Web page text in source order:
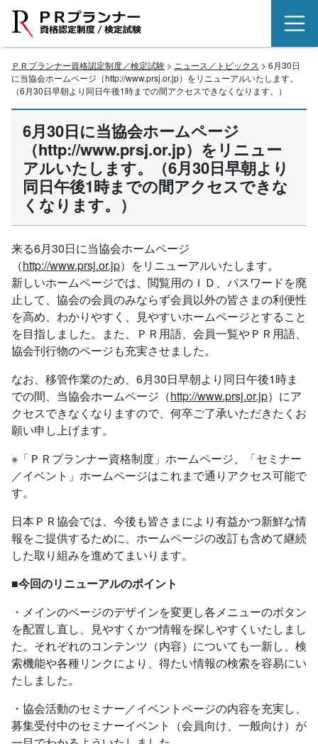
ＰＲプランナー資格認定制度／検定試験 > ニュース／トピックス > 6月30日
に当協会ホームページ（http://www.prsj.or.jp）をリニューアルいたします。
（6月30日早朝より同日午後1時までの間アクセスできなくなります。）
6月30日に当協会ホームページ
（http://www.prsj.or.jp）をリニュー
アルいたします。（6月30日早朝より
同日午後1時までの間アクセスできな
くなります。）
来る6月30日に当協会ホームページ
（http://www.prsj.or.jp）をリニューアルいたします。
新しいホームページでは、閲覧用のＩＤ、パスワードを廃
止して、協会の会員のみならず会員以外の皆さまの利便性
を高め、わかりやすく、見やすいホームページとすること
を目指しました。また、ＰＲ用語、会員一覧やＰＲ用語、
協会刊行物のページも充実させました。
なお、移管作業のため、6月30日早朝より同日午後1時ま
での間、当協会ホームページ（http://www.prsj.or.jp）にア
クセスできなくなりますので、何卒ご了承いただきたくお
願い申し上げます。
※「ＰＲプランナー資格制度」ホームページ、「セミナー
／イベント」ホームページはこれまで通りアクセス可能で
す。
日本ＰＲ協会では、今後も皆さまにより有益かつ新鮮な情
報をご提供するために、ホームページの改訂も含めて継続
した取り組みを進めてまいります。
■今回のリニューアルのポイント
・メインのページのデザインを変更し各メニューのボタン
を配置し直し、見やすくかつ情報を探しやすくいたしまし
た。それぞれのコンテンツ（内容）についても一新し、検
索機能や各種リンクにより、得たい情報の検索を容易にい
たしました。
・協会活動のセミナー／イベントページの内容を充実し、
募集受付中のセミナーイベント（会員向け、一般向け）が